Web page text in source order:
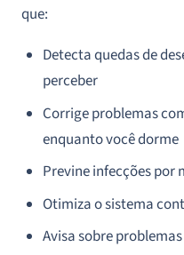
que:
Detecta quedas de
perceber
Corrige problemas
enquanto você dorme
Previne infecções por
Otimiza o sistema
Avisa sobre